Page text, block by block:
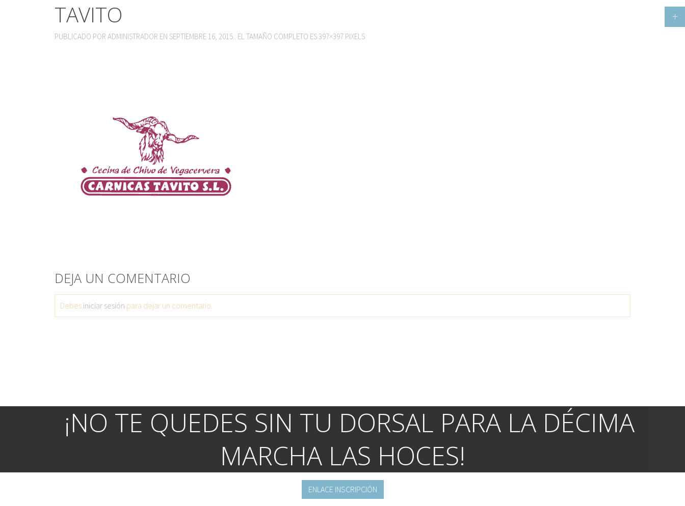
TAVITO
PUBLICADO POR ADMINISTRADOR EN SEPTIEMBRE 16, 2015.. EL TAMAÑO COMPLETO ES397×397 PIXELS.
DEJA UN COMENTARIO
Debes iniciar sesión para dejar un comentario.
¡NO TE QUEDES SIN TU DORSAL PARA LA DÉCIMA
MARCHA LAS HOCES!
ENLACE INSCRIPCIÓN